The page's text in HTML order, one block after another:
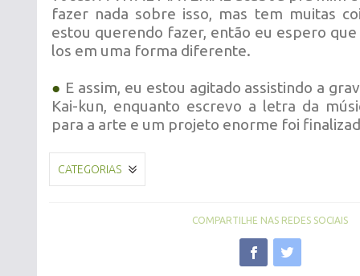
fazer nada sobre isso, mas tem muitas
estou querendo fazer, então eu espero
los em uma forma diferente.
● E assim, eu estou agitado assistindo a
Kai-kun, enquanto escrevo a letra da
para a arte e um projeto enorme foi
CATEGORIAS
COMPARTILHE NAS REDES SOCIAIS